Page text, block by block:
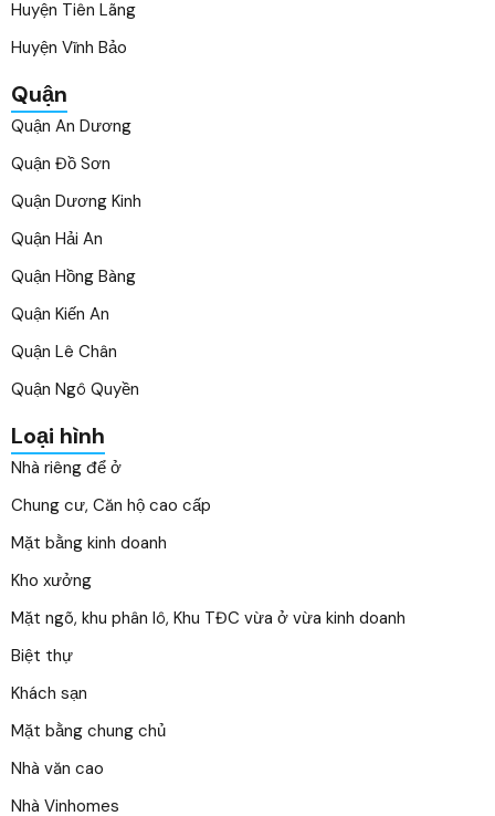
Huyện Tiên Lãng
Huyện Vĩnh Bảo
Quận
Quận An Dương
Quận Đồ Sơn
Quận Dương Kinh
Quận Hải An
Quận Hồng Bàng
Quận Kiến An
Quận Lê Chân
Quận Ngô Quyền
Loại hình
Nhà riêng để ở
Chung cư, Căn hộ cao cấp
Mặt bằng kinh doanh
Kho xưởng
Mặt ngõ, khu phân lô, Khu TĐC vừa ở vừa kinh doanh
Biệt thự
Khách sạn
Mặt bằng chung chủ
Nhà văn cao
Nhà Vinhomes